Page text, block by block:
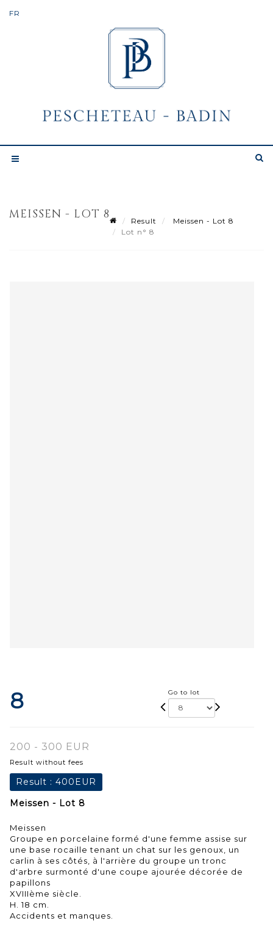
MEISSEN - LOT 8 Result
Meissen - Lot 8
Lot n° 8
8 Go to lot
200 - 300 EUR
Result without fees
Result : 400EUR
Meissen - Lot 8
Meissen
Groupe en porcelaine formé d'une femme assise sur
une base rocaille tenant un chat sur les genoux, un
carlin à ses côtés, à l'arrière du groupe un tronc
d'arbre surmonté d'une coupe ajourée décorée de
papillons
XVIIIème siècle.
H. 18 cm.